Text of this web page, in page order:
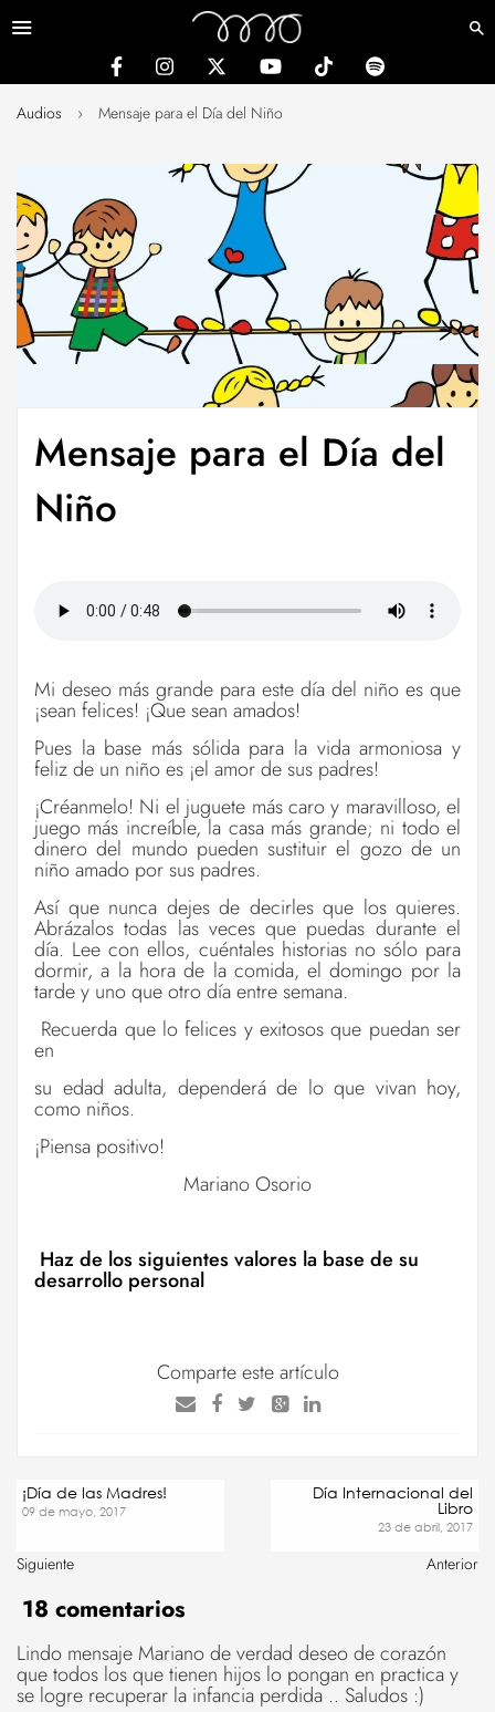
Audios › Mensaje para el Día del Niño
Mensaje para el Día del
Niño
Mi deseo más grande para este día del niño es que
¡sean felices! ¡Que sean amados!
Pues la base más sólida para la vida armoniosa y
feliz de un niño es ¡el amor de sus padres!
¡Créanmelo! Ni el juguete más caro y maravilloso, el
juego más increíble, la casa más grande; ni todo el
dinero del mundo pueden sustituir el gozo de un
niño amado por sus padres.
Así que nunca dejes de decirles que los quieres.
Abrázalos todas las veces que puedas durante el
día. Lee con ellos, cuéntales historias no sólo para
dormir, a la hora de la comida, el domingo por la
tarde y uno que otro día entre semana.
Recuerda que lo felices y exitosos que puedan ser
en
su edad adulta, dependerá de lo que vivan hoy,
como niños.
¡Piensa positivo!
Mariano Osorio
Haz de los siguientes valores la base de su
desarrollo personal
Comparte este artículo
Día Internacional del
Libro
23 de abril, 2017
Anterior
¡Día de las Madres!
09 de mayo, 2017
Siguiente
18 comentarios
Lindo mensaje Mariano de verdad deseo de corazón
que todos los que tienen hijos lo pongan en practica y
se logre recuperar la infancia perdida .. Saludos :)